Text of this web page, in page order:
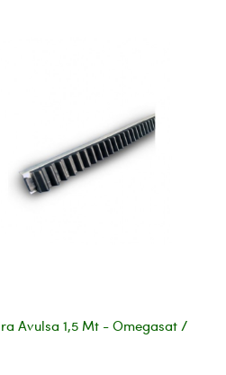
Avulsa 1,5 Mt - Omegasat /